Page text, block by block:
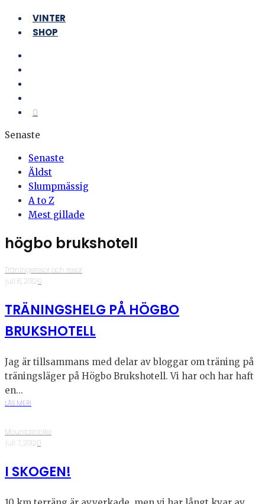
VINTER
SHOP
0
Senaste
Senaste
Äldst
Slumpmässig
A to Z
Mest gillade
högbo brukshotell
Träningsresor och resor
·juli 8, 2012·0
TRÄNINGSHELG PÅ HÖGBO
BRUKSHOTELL
Jag är tillsammans med delar av bloggar om träning på
träningsläger på Högbo Brukshotell. Vi har och har haft
en...
LÄS MER!
Mountainbike
·juli 7, 2012·0
I SKOGEN!